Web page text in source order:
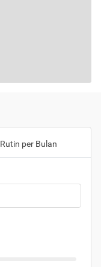
Rutin per Bulan